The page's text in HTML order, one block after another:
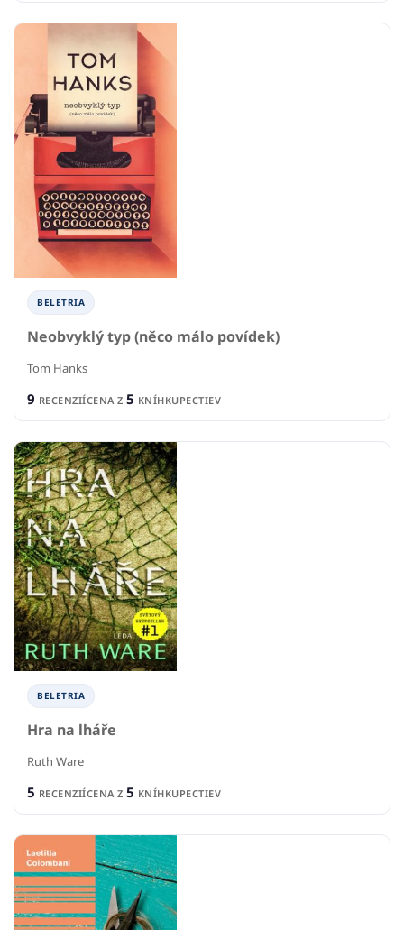
BELETRIA
Neobvyklý typ (něco málo povídek)
Tom Hanks
9 RECENZIÍCENA Z 5 KNÍHKUPECTIEV
BELETRIA
Hra na lháře
Ruth Ware
5 RECENZIÍCENA Z 5 KNÍHKUPECTIEV